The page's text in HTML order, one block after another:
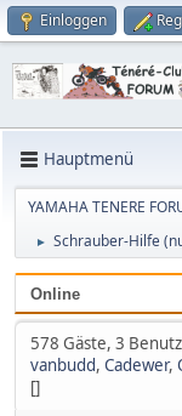
Einloggen
Hauptmenü
YAMAHA TENERE
► Schrauber-Hilfe
Online
578 Gäste, 3
vanbudd, Cadewer,
[]